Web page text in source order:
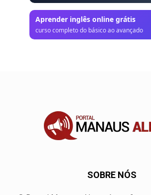
Aprender inglês online grátis
curso completo do básico ao avançado
SOBRE NÓS